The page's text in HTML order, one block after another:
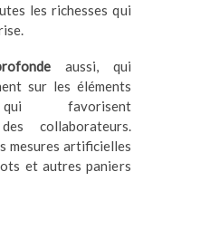
les richesses qui
aussi, qui
sur les éléments
favorisent
des collaborateurs.
mesures artificielles
et autres paniers